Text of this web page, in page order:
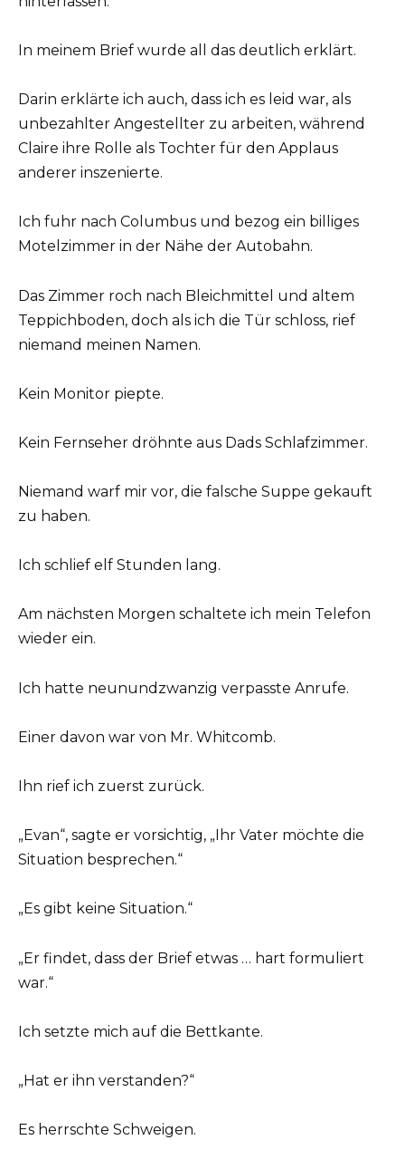
In meinem Brief wurde all das deutlich erklärt.
Darin erklärte ich auch, dass ich es leid war, als
unbezahlter Angestellter zu arbeiten, während
Claire ihre Rolle als Tochter für den Applaus
anderer inszenierte.
Ich fuhr nach Columbus und bezog ein billiges
Motelzimmer in der Nähe der Autobahn.
Das Zimmer roch nach Bleichmittel und altem
Teppichboden, doch als ich die Tür schloss, rief
niemand meinen Namen.
Kein Monitor piepte.
Kein Fernseher dröhnte aus Dads Schlafzimmer.
Niemand warf mir vor, die falsche Suppe gekauft
zu haben.
Ich schlief elf Stunden lang.
Am nächsten Morgen schaltete ich mein Telefon
wieder ein.
Ich hatte neunundzwanzig verpasste Anrufe.
Einer davon war von Mr. Whitcomb.
Ihn rief ich zuerst zurück.
„Evan“, sagte er vorsichtig, „Ihr Vater möchte die
Situation besprechen.“
„Es gibt keine Situation.“
„Er findet, dass der Brief etwas … hart formuliert
war.“
Ich setzte mich auf die Bettkante.
„Hat er ihn verstanden?“
Es herrschte Schweigen.